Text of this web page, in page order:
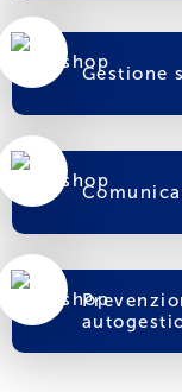
Gestione